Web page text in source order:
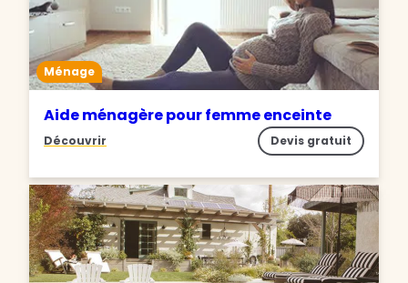
Ménage
Aide ménagère pour femme enceinte
Découvrir Devis gratuit